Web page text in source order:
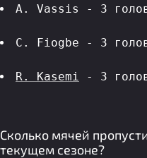
A. Vassis - 3
C. Fiogbe - 3
R. Kasemi - 3
Сколько мячей
текущем сезоне?